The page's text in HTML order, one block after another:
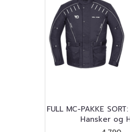
FULL MC-PAKKE
Hansker og